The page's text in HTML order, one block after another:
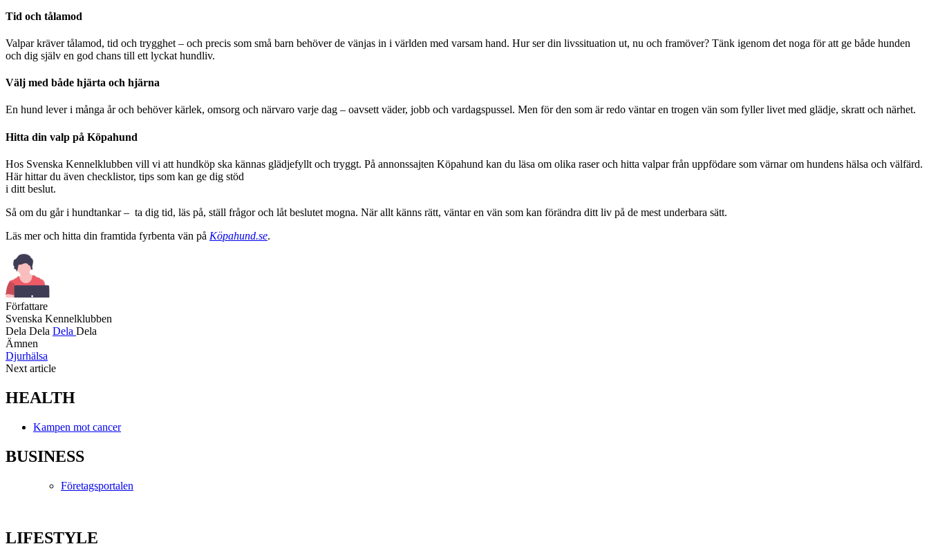
Tid och tålamod
Valpar kräver tålamod, tid och trygghet – och precis som små barn behöver de vänjas in i världen med varsam hand. Hur ser din livssituation ut, nu och framöver? Tänk igenom det noga för att ge både hunden
och dig själv en god chans till ett lyckat hundliv.
Välj med både hjärta och hjärna
En hund lever i många år och behöver kärlek, omsorg och närvaro varje dag – oavsett väder, jobb och vardagspussel. Men för den som är redo väntar en trogen vän som fyller livet med glädje, skratt och närhet.
Hitta din valp på Köpahund
Hos Svenska Kennelklubben vill vi att hundköp ska kännas glädjefyllt och tryggt. På annonssajten Köpahund kan du läsa om olika raser och hitta valpar från uppfödare som värnar om hundens hälsa och välfärd.
Här hittar du även checklistor, tips som kan ge dig stöd
i ditt beslut.
Så om du går i hundtankar – ta dig tid, läs på, ställ frågor och låt beslutet mogna. När allt känns rätt, väntar en vän som kan förändra ditt liv på de mest underbara sätt.
Läs mer och hitta din framtida fyrbenta vän på Köpahund.se.
Författare
Svenska Kennelklubben
Dela Dela Dela Dela
Ämnen
Djurhälsa
Next article
HEALTH
Kampen mot cancer
BUSINESS
Företagsportalen
LIFESTYLE